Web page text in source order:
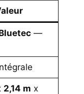
—
2,14 m x